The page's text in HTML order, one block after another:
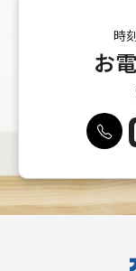
時
お